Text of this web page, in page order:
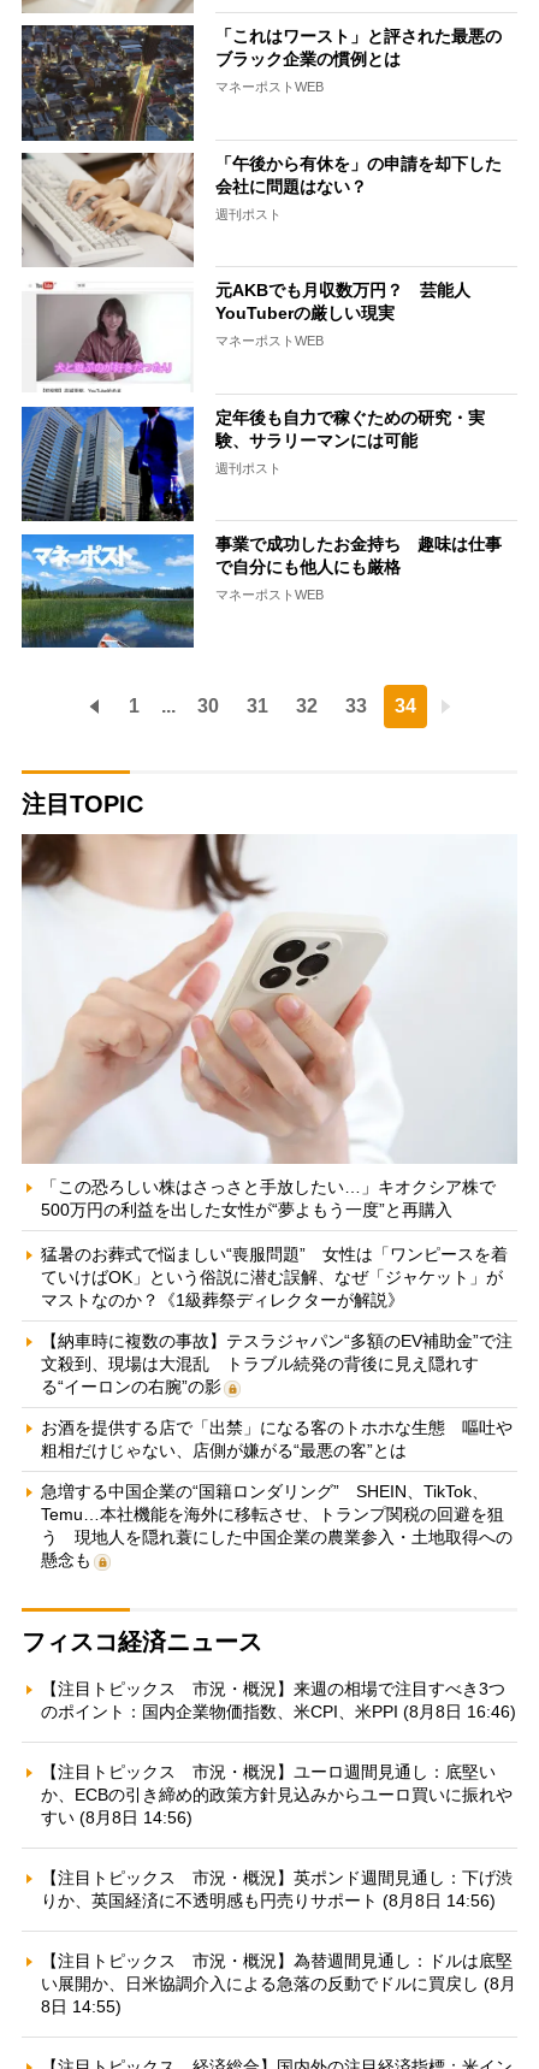
「これはワースト」と評された最悪の
ブラック企業の慣例とは
マネーポストWEB
「午後から有休を」の申請を却下した
会社に問題はない？
週刊ポスト
元AKBでも月収数万円？ 芸能人
YouTuberの厳しい現実
マネーポストWEB
定年後も自力で稼ぐための研究・実
験、サラリーマンには可能
週刊ポスト
事業で成功したお金持ち 趣味は仕事
で自分にも他人にも厳格
マネーポストWEB
1 ... 30 31 32 33 34
注目TOPIC
「この恐ろしい株はさっさと手放したい…」キオクシア株で
500万円の利益を出した女性が“夢よもう一度”と再購入
猛暑のお葬式で悩ましい“喪服問題” 女性は「ワンピースを着
ていけばOK」という俗説に潜む誤解、なぜ「ジャケット」が
マストなのか？《1級葬祭ディレクターが解説》
【納車時に複数の事故】テスラジャパン“多額のEV補助金”で注
文殺到、現場は大混乱 トラブル続発の背後に見え隠れす
る“イーロンの右腕”の影
お酒を提供する店で「出禁」になる客のトホホな生態 嘔吐や
粗相だけじゃない、店側が嫌がる“最悪の客”とは
急増する中国企業の“国籍ロンダリング” SHEIN、TikTok、
Temu…本社機能を海外に移転させ、トランプ関税の回避を狙
う 現地人を隠れ蓑にした中国企業の農業参入・土地取得への
懸念も
フィスコ経済ニュース
【注目トピックス 市況・概況】来週の相場で注目すべき3つ
のポイント：国内企業物価指数、米CPI、米PPI (8月8日 16:46)
【注目トピックス 市況・概況】ユーロ週間見通し：底堅い
か、ECBの引き締め的政策方針見込みからユーロ買いに振れや
すい (8月8日 14:56)
【注目トピックス 市況・概況】英ポンド週間見通し：下げ渋
りか、英国経済に不透明感も円売りサポート (8月8日 14:56)
【注目トピックス 市況・概況】為替週間見通し：ドルは底堅
い展開か、日米協調介入による急落の反動でドルに買戻し (8月
8日 14:55)